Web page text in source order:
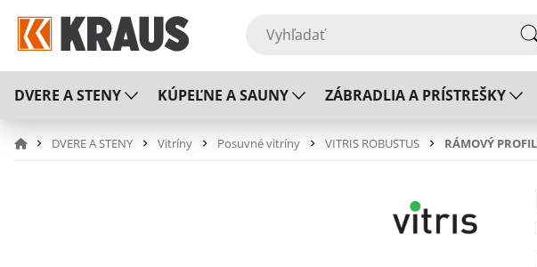
DVERE A STENY KÚPEĽNE A SAUNY ZÁBRADLIA A PRÍSTREŠKY
DVERE A STENY Vitríny Posuvné vitríny VITRIS ROBUSTUS RÁMOVÝ